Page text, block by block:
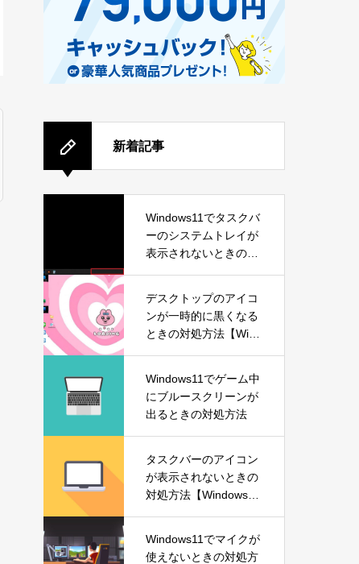
新着記事
Windows11でタスクバ
ーのシステムトレイが
表示されないときの対
デスクトップのアイコ
ンが一時的に黒くなる
ときの対処方法【Wind
Windows11でゲーム中
にブルースクリーンが
出るときの対処方法
タスクバーのアイコン
が表示されないときの
対処方法【Windows1
Windows11でマイクが
使えないときの対処方